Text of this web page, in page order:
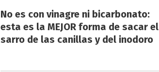
No es con vinagre ni bicarbonato:
esta es la MEJOR forma de sacar el
sarro de las canillas y del inodoro